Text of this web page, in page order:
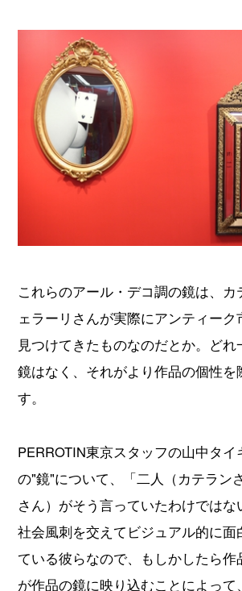
これらのアール・デコ調の鏡は、カ
ェラーリさんが実際にアンティーク
見つけてきたものなのだとか。どれ
鏡はなく、それがより作品の個性を
す。
PERROTIN東京スタッフの山中タイ
の"鏡"について、「二人（カテラン
さん）がそう言っていたわけではな
社会風刺を交えてビジュアル的に面
ている彼らなので、もしかしたら作
が作品の鏡に映り込むことによっ